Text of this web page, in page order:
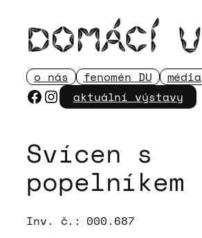
obsah
o nás fenomén DU média
Facebook
Instagram
aktuální výstavy
Svícen s
popelníkem
Inv. č.: 000.687